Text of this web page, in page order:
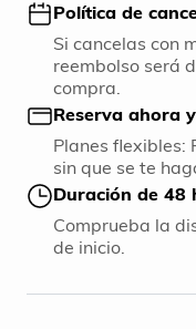
Política de
Si cancelas con
reembolso será
compra.
Reserva ahora
Planes flexibles:
sin que se te
Duración de 48
Comprueba la
de inicio.